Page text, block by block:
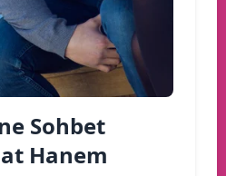
Sohbet
Hanem